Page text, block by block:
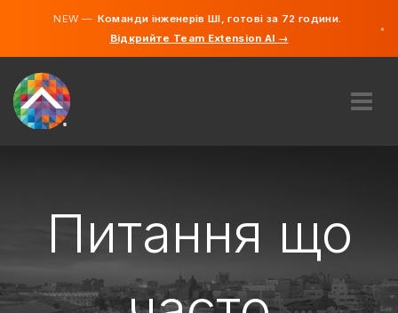
NEW —Команди інженерів ШІ, готові за 72 години.
Відкрийте Team Extension AI →
×
НАЙНЯТИ
УКРАЇНА
Питання що